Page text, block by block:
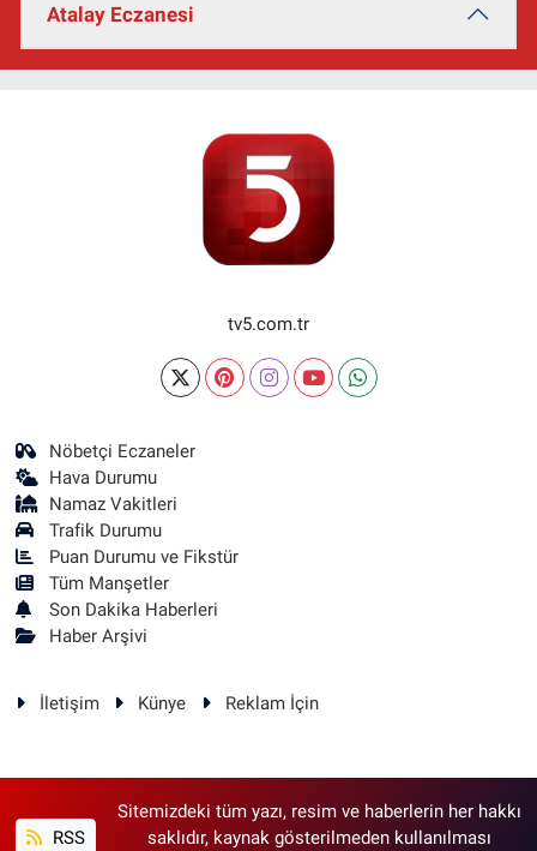
Atalay Eczanesi
tv5.com.tr
Nöbetçi Eczaneler
Hava Durumu
Namaz Vakitleri
Trafik Durumu
Puan Durumu ve Fikstür
Tüm Manşetler
Son Dakika Haberleri
Haber Arşivi
İletişim Künye Reklam İçin
RSS
Sitemizdeki tüm yazı, resim ve haberlerin her hakkı
saklıdır, kaynak gösterilmeden kullanılması